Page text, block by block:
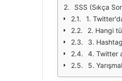
SSS (Sıkça
1.
2. Hangi
3.
4. Twitter
5.